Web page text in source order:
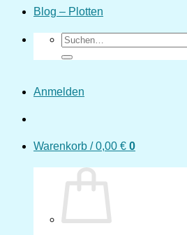
Blog – Plotten
Suchen
nach:
Anmelden
Warenkorb /0,00 € 0